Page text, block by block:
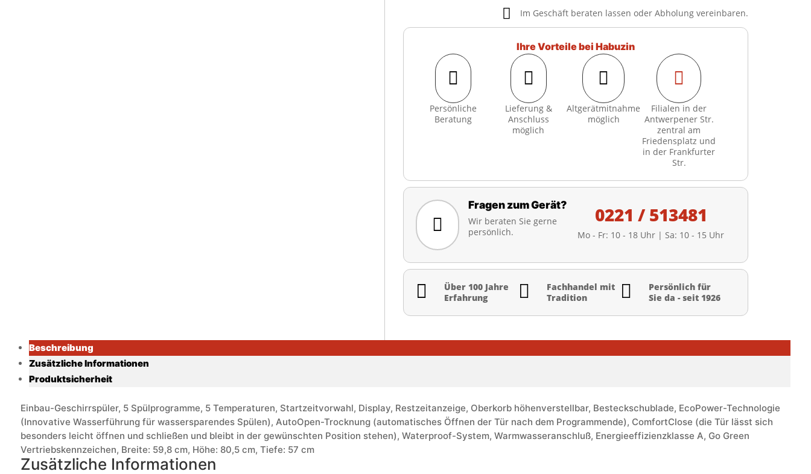
 Im Geschäft beraten lassen oder Abholung vereinbaren.
Ihre Vorteile bei Habuzin

Persönliche
Beratung

Lieferung &
Anschluss
möglich

Altgerätmitnahme
möglich

Filialen in der
Antwerpener Str.
zentral am
Friedensplatz und
in der Frankfurter
Str.

Fragen zum Gerät?
Wir beraten Sie gerne
persönlich.
0221 / 513481
Mo - Fr: 10 - 18 Uhr | Sa: 10 - 15 Uhr

Über 100 Jahre
Erfahrung

Fachhandel mit
Tradition

Persönlich für
Sie da - seit 1926
Beschreibung
Zusätzliche Informationen
Produktsicherheit
Einbau-Geschirrspüler, 5 Spülprogramme, 5 Temperaturen, Startzeitvorwahl, Display, Restzeitanzeige, Oberkorb höhenverstellbar, Besteckschublade, EcoPower-Technologie
(Innovative Wasserführung für wassersparendes Spülen), AutoOpen-Trocknung (automatisches Öffnen der Tür nach dem Programmende), ComfortClose (die Tür lässt sich
besonders leicht öffnen und schließen und bleibt in der gewünschten Position stehen), Waterproof-System, Warmwasseranschluß, Energieeffizienzklasse A, Go Green
Vertriebskennzeichen, Breite: 59,8 cm, Höhe: 80,5 cm, Tiefe: 57 cm
Zusätzliche Informationen